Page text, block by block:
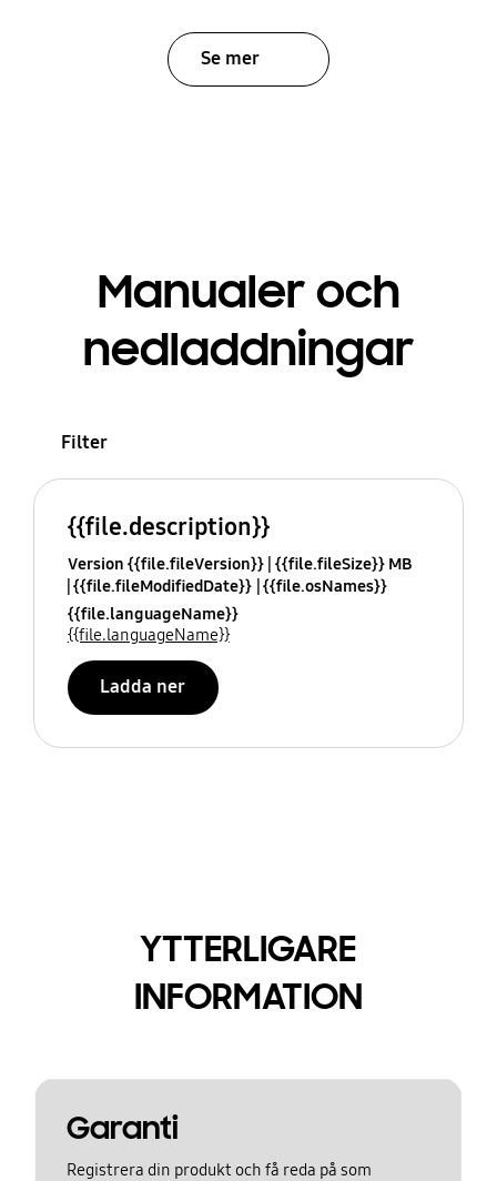
Se mer
Manualer och
nedladdningar
Filter
{{file.description}}
Version {{file.fileVersion}} {{file.fileSize}} MB
{{file.fileModifiedDate}} {{file.osNames}}
{{file.languageName}}
{{file.languageName}}
Ladda ner
YTTERLIGARE
INFORMATION
Garanti
Registrera din produkt och få reda på som